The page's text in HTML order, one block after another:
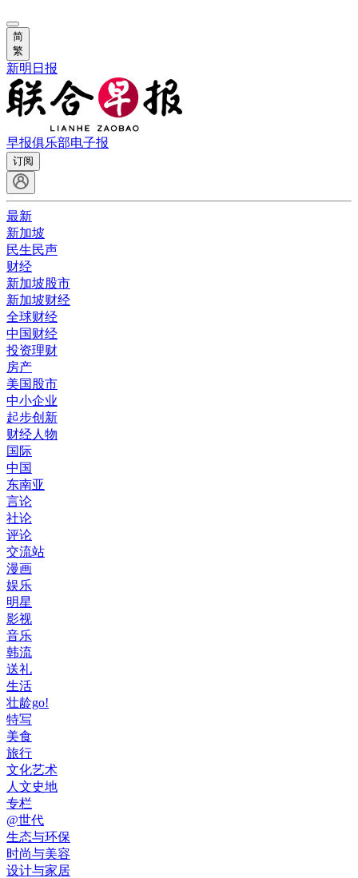
简
繁
新明日报
早报俱乐部电子报
订阅
最新
新加坡
民生民声
财经
新加坡股市
新加坡财经
全球财经
中国财经
投资理财
房产
美国股市
中小企业
起步创新
财经人物
国际
中国
东南亚
言论
社论
评论
交流站
漫画
娱乐
明星
影视
音乐
韩流
送礼
生活
壮龄go!
特写
美食
旅行
文化艺术
人文史地
专栏
@世代
生态与环保
时尚与美容
设计与家居